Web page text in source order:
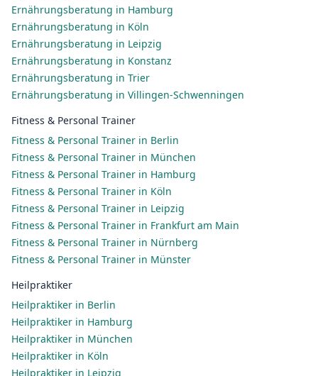
Ernährungsberatung in Hamburg
Ernährungsberatung in Köln
Ernährungsberatung in Leipzig
Ernährungsberatung in Konstanz
Ernährungsberatung in Trier
Ernährungsberatung in Villingen-Schwenningen
Fitness & Personal Trainer
Fitness & Personal Trainer in Berlin
Fitness & Personal Trainer in München
Fitness & Personal Trainer in Hamburg
Fitness & Personal Trainer in Köln
Fitness & Personal Trainer in Leipzig
Fitness & Personal Trainer in Frankfurt am Main
Fitness & Personal Trainer in Nürnberg
Fitness & Personal Trainer in Münster
Heilpraktiker
Heilpraktiker in Berlin
Heilpraktiker in Hamburg
Heilpraktiker in München
Heilpraktiker in Köln
Heilpraktiker in Leipzig